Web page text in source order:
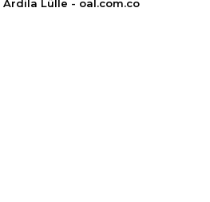
Lülle - oal.com.co